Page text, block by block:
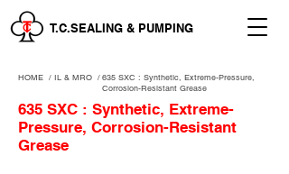
T.C.SEALING & PUMPING
HOME / IL & MRO /635 SXC : Synthetic, Extreme-Pressure,
Corrosion-Resistant Grease
635 SXC : Synthetic, Extreme-
Pressure, Corrosion-Resistant
Grease